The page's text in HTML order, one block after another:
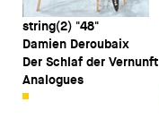
string(2) "48"
Damien Deroubaix
Der Schlaf der Vernunft
Analogues